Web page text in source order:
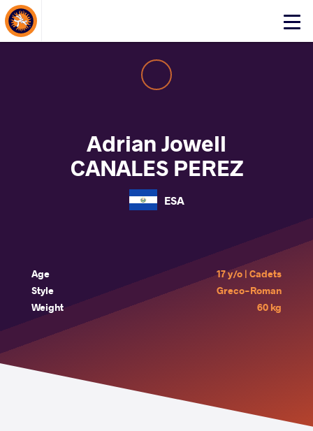
Click
About Events
Adrian Jowell
CANALES PEREZ
ESA
Age
17 y/o | Cadets
Style
Greco-Roman
Weight
60 kg